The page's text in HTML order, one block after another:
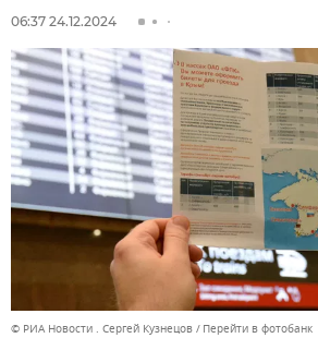
06:37 24.12.2024
© РИА Новости . Сергей Кузнецов Перейти в фотобанк